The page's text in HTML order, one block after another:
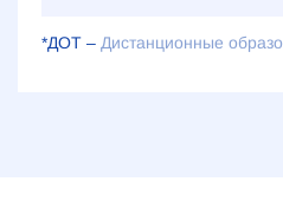
*ДОТ – Дистанционные